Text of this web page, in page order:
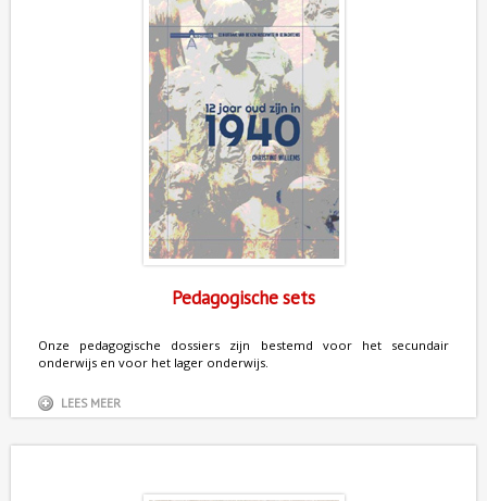
Pedagogische sets
Onze pedagogische dossiers zijn bestemd voor het secundair
onderwijs en voor het lager onderwijs.
LEES MEER